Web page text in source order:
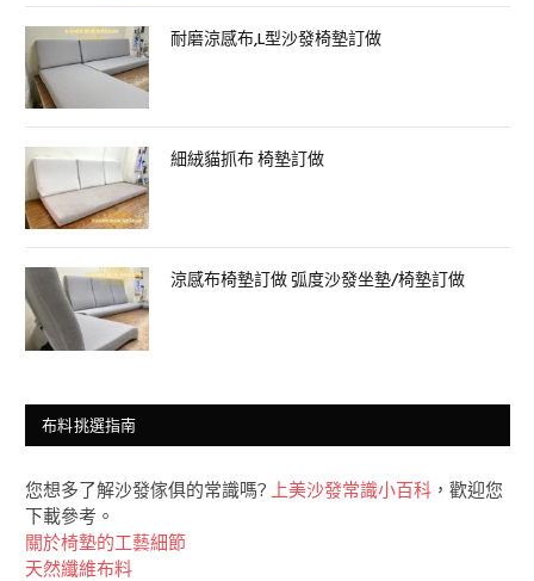
耐磨涼感布,L型沙發椅墊訂做
細絨貓抓布 椅墊訂做
涼感布椅墊訂做 弧度沙發坐墊/椅墊訂做
布料挑選指南
您想多了解沙發傢俱的常識嗎? 上美沙發常識小百科 ，歡迎您
下載參考。
關於椅墊的工藝細節
天然纖維布料